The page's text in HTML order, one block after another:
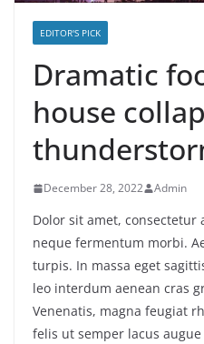
EDITOR'S PICK
Dramatic
house
December 28, 2022 Admin
Dolor sit amet, consectetur
neque fermentum morbi.
turpis. In massa eget
leo interdum aenean cras
Venenatis, magna feugiat
felis ut semper lacus